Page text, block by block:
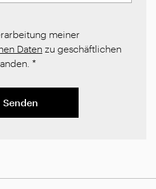
meiner
Daten zu geschäftlichen
*
Senden